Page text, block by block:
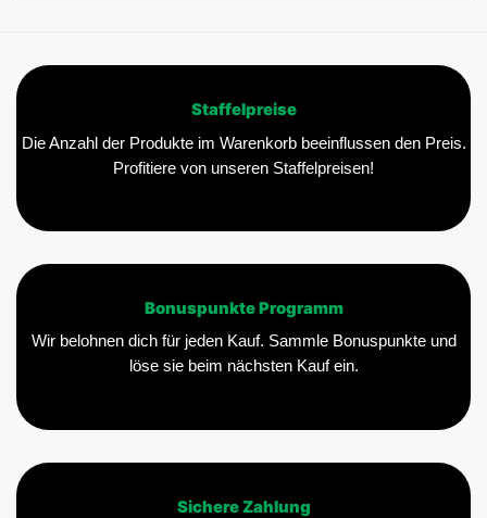
Staffelpreise
Die Anzahl der Produkte im Warenkorb beeinflussen den Preis.
Profitiere von unseren Staffelpreisen!
Bonuspunkte Programm
Wir belohnen dich für jeden Kauf. Sammle Bonuspunkte und
löse sie beim nächsten Kauf ein.
Sichere Zahlung